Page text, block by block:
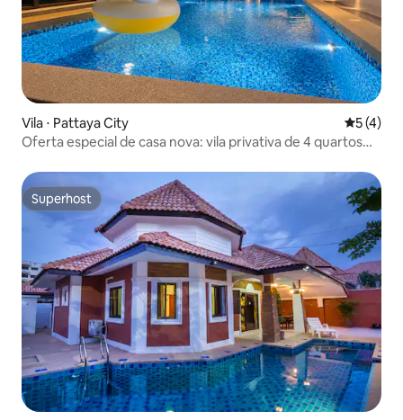
Vila ⋅ Pattaya City 5 de
5 (4)
Oferta especial de casa nova: vila privativa de 4 quartos
Terminal 21
Superhost
Superhost